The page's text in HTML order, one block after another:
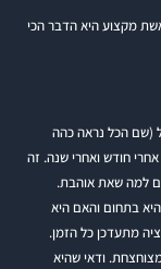
מקצוע היא הדבר הכי
(שם הכל נראה כהה
חודש ואחרי שנה. זה
למה שאת אוהבת.
בתחום והאם היא
מתעדכן כל הזמן.
ודאי שהיא